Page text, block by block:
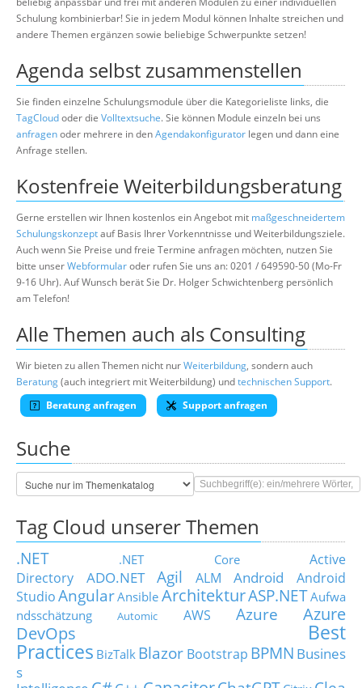
Schulung kombinierbar! Sie in jedem Modul können Inhalte streichen und
andere Themen ergänzen sowie beliebige Schwerpunkte setzen!
Agenda selbst zusammenstellen
Sie finden einzelne Schulungsmodule über die Kategorieliste links, die
TagCloudoder die Volltextsuche. Sie können Module einzeln bei uns
anfragenoder mehrere in denAgendakonfigurator legen und dann eine
Anfrage stellen.
Kostenfreie Weiterbildungsberatung
Gerne erstellen wir Ihnen kostenlos ein Angebot mit maßgeschneidertem
Schulungskonzeptauf Basis Ihrer Vorkenntnisse und Weiterbildungsziele.
Auch wenn Sie Preise und freie Termine anfragen möchten, nutzen Sie
bitte unserWebformularoder rufen Sie uns an: 0201 / 649590-50 (Mo-Fr
9-16 Uhr). Auf Wunsch berät Sie Dr. Holger Schwichtenberg persönlich
am Telefon!
Alle Themen auch als Consulting
Wir bieten zu allen Themen nicht nurWeiterbildung, sondern auch
Beratung(auch integriert mit Weiterbildung) undtechnischen Support.
Beratung anfragen
Support anfragen
Suche
Tag Cloud unserer Themen
.NET .NET Core
Active
Directory
ADO.NET Agil ALM Android
Android
StudioAngularAnsible ArchitekturASP.NETAufwa
ndsschätzung
Automic AWS Azure
Azure
DevOps
Best
Practices BizTalk Blazor Bootstrap BPMN Busines
s